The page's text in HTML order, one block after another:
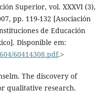
Superior, vol. XXXVI (3),
pp. 119-132 [Asociación
de Educación
Disponible em:
60414308.pdf.>
The discovery of
qualitative research.